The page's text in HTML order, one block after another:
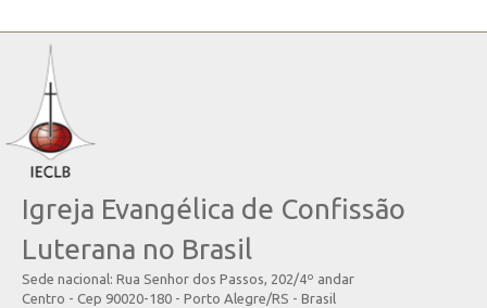
Igreja Evangélica de Confissão
Luterana no Brasil
Sede nacional: Rua Senhor dos Passos, 202/4º andar
Centro - Cep 90020-180 - Porto Alegre/RS - Brasil